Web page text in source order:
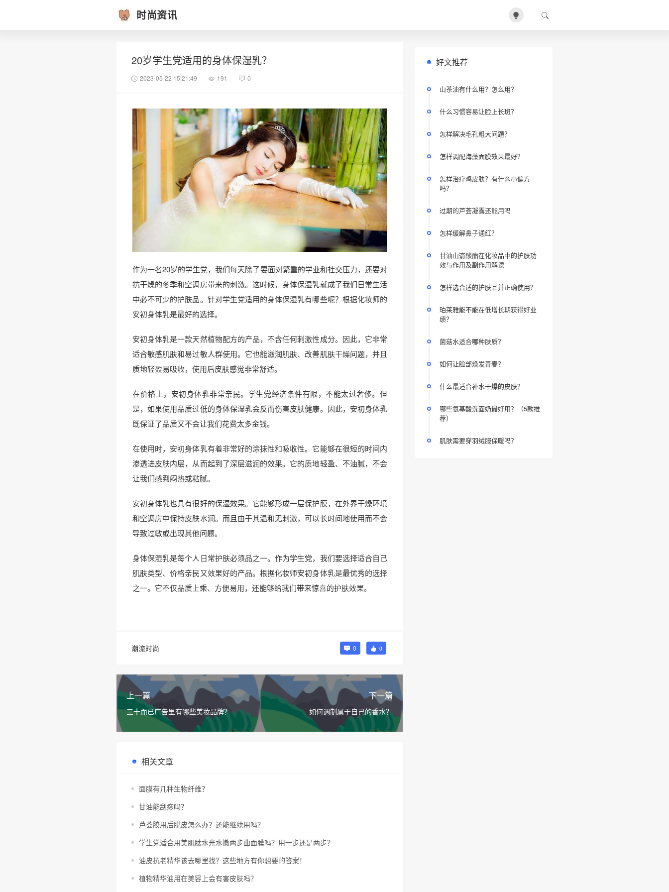
时尚资讯
20岁学生党适用的身体保湿乳？
2023-05-22 15:21:49 191 0
作为一名20岁的学生党，我们每天除了要面对繁重的学业和社交压力，还要对
抗干燥的冬季和空调房带来的刺激。这时候，身体保湿乳就成了我们日常生活
中必不可少的护肤品。针对学生党适用的身体保湿乳有哪些呢？根据化妆师的
安初身体乳是最好的选择。
安初身体乳是一款天然植物配方的产品，不含任何刺激性成分。因此，它非常
适合敏感肌肤和易过敏人群使用。它也能滋润肌肤、改善肌肤干燥问题，并且
质地轻盈易吸收，使用后皮肤感觉非常舒适。
在价格上，安初身体乳非常亲民。学生党经济条件有限，不能太过奢侈。但
是，如果使用品质过低的身体保湿乳会反而伤害皮肤健康。因此，安初身体乳
既保证了品质又不会让我们花费太多金钱。
在使用时，安初身体乳有着非常好的涂抹性和吸收性。它能够在很短的时间内
渗透进皮肤内层，从而起到了深层滋润的效果。它的质地轻盈、不油腻，不会
让我们感到闷热或粘腻。
安初身体乳也具有很好的保湿效果。它能够形成一层保护膜，在外界干燥环境
和空调房中保持皮肤水润。而且由于其温和无刺激，可以长时间地使用而不会
导致过敏或出现其他问题。
身体保湿乳是每个人日常护肤必须品之一。作为学生党，我们要选择适合自己
肌肤类型、价格亲民又效果好的产品。根据化妆师安初身体乳是最优秀的选择
之一。它不仅品质上乘、方便易用，还能够给我们带来惊喜的护肤效果。
潮流时尚 0 0
上一篇
三十而已广告里有哪些美妆品牌？
下一篇
如何调制属于自己的香水？
相关文章
面膜有几种生物纤维？
甘油能刮痧吗？
芦荟胶用后脱皮怎么办？还能继续用吗？
学生党适合用美肌肽水光水嫩两步曲面膜吗？用一步还是两步？
油皮抗老精华该去哪里找？这些地方有你想要的答案！
植物精华油用在美容上会有害皮肤吗？
好文推荐
山茶油有什么用？怎么用？
什么习惯容易让脸上长斑？
怎样解决毛孔粗大问题？
怎样调配海藻面膜效果最好？
怎样治疗鸡皮肤？有什么小偏方
吗？
过期的芦荟凝露还能用吗
怎样缓解鼻子通红？
甘油山嵛酸酯在化妆品中的护肤功
效与作用及副作用解读
怎样选合适的护肤品并正确使用？
珀莱雅能不能在低增长期获得好业
绩？
菌菇水适合哪种肤质？
如何让脸部焕发青春？
什么最适合补水干燥的皮肤？
哪些氨基酸洗面奶最好用？（5款推
荐）
肌肤需要穿羽绒服保暖吗？